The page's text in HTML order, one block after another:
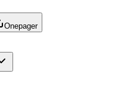
Onepager